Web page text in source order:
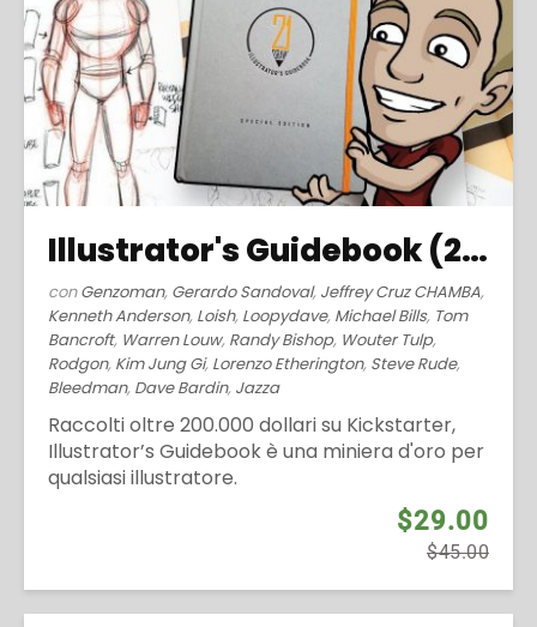
Illustrator's Guidebook (2016)
conGenzoman, Gerardo Sandoval, Jeffrey Cruz CHAMBA,
Kenneth Anderson, Loish, Loopydave, Michael Bills, Tom
Bancroft, Warren Louw, Randy Bishop, Wouter Tulp,
Rodgon, Kim Jung Gi, Lorenzo Etherington, Steve Rude,
Bleedman, Dave Bardin, Jazza
Raccolti oltre 200.000 dollari su Kickstarter,
Illustrator’s Guidebook è una miniera d'oro per
qualsiasi illustratore.
$29.00
$45.00